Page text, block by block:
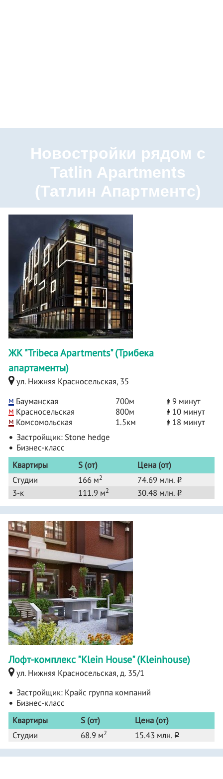
Новостройки рядом с
Tatlin Apartments
(Татлин Апартментс)
ЖК "Tribeca Apartments" (Трибека
апартаменты)
ул. Нижняя Красносельская, 35
м Бауманская 700м
9 минут
м Красносельская 800м
10 минут
м Комсомольская 1.5км
18 минут
Застройщик: Stone hedge
Бизнес-класс
Квартиры
S (от)
Цена (от)
Студии
166 м2 74.69 млн. o
3-к 111.9 м2 30.48 млн. o
Лофт-комплекс "Klein House" (Kleinhouse)
ул. Нижняя Красносельская, д. 35/1
Застройщик: Крайс группа компаний
Бизнес-класс
Квартиры
S (от)
Цена (от)
Студии
68.9 м2 15.43 млн. o